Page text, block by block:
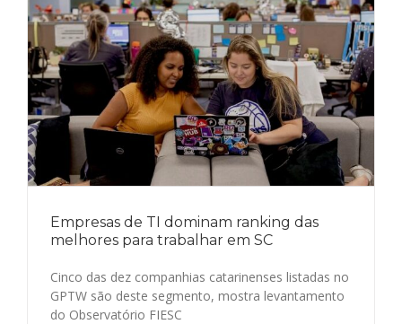
Empresas de TI dominam ranking das
melhores para trabalhar em SC
Cinco das dez companhias catarinenses listadas no
GPTW são deste segmento, mostra levantamento
do Observatório FIESC